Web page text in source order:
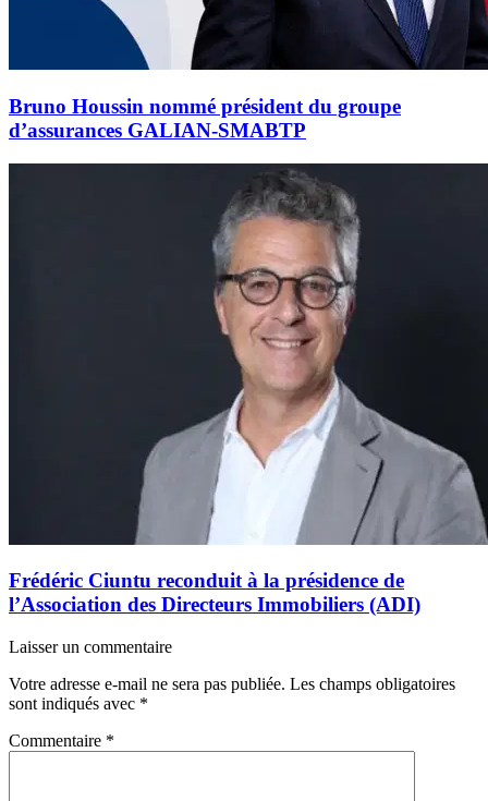
Bruno Houssin nommé président du groupe
d’assurances GALIAN-SMABTP
Frédéric Ciuntu reconduit à la présidence de
l’Association des Directeurs Immobiliers (ADI)
Laisser un commentaire
Votre adresse e-mail ne sera pas publiée. Les champs obligatoires
sont indiqués avec *
Commentaire *